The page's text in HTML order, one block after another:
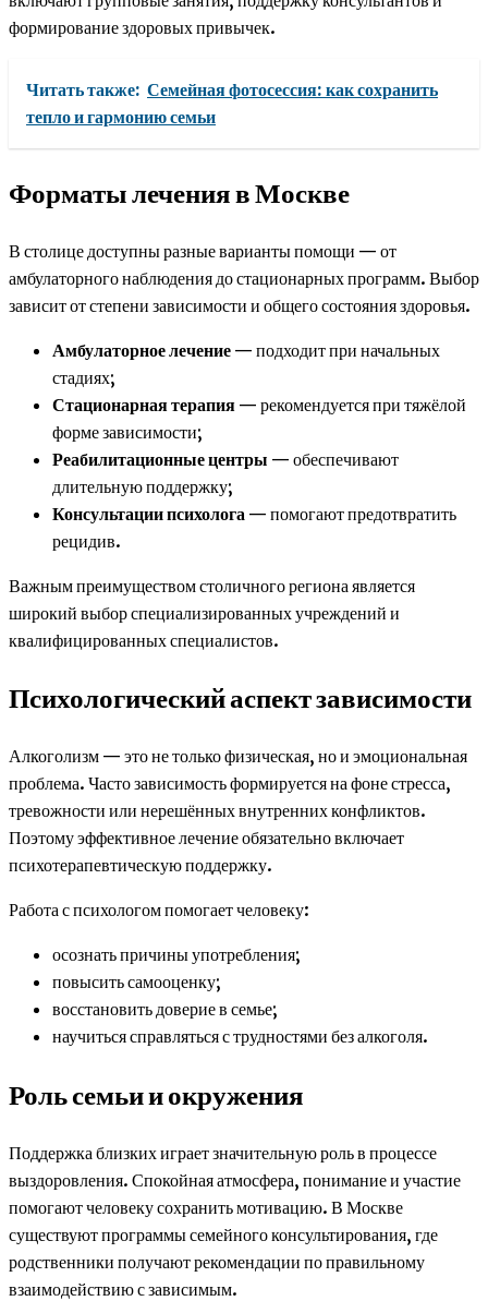
формирование здоровых привычек.
Читать также: Семейная фотосессия: как сохранить
тепло и гармонию семьи
Форматы лечения в Москве
В столице доступны разные варианты помощи — от
амбулаторного наблюдения до стационарных программ. Выбор
зависит от степени зависимости и общего состояния здоровья.
Амбулаторное лечение — подходит при начальных
стадиях;
Стационарная терапия — рекомендуется при тяжёлой
форме зависимости;
Реабилитационные центры — обеспечивают
длительную поддержку;
Консультации психолога — помогают предотвратить
рецидив.
Важным преимуществом столичного региона является
широкий выбор специализированных учреждений и
квалифицированных специалистов.
Психологический аспект зависимости
Алкоголизм — это не только физическая, но и эмоциональная
проблема. Часто зависимость формируется на фоне стресса,
тревожности или нерешённых внутренних конфликтов.
Поэтому эффективное лечение обязательно включает
психотерапевтическую поддержку.
Работа с психологом помогает человеку:
осознать причины употребления;
повысить самооценку;
восстановить доверие в семье;
научиться справляться с трудностями без алкоголя.
Роль семьи и окружения
Поддержка близких играет значительную роль в процессе
выздоровления. Спокойная атмосфера, понимание и участие
помогают человеку сохранить мотивацию. В Москве
существуют программы семейного консультирования, где
родственники получают рекомендации по правильному
взаимодействию с зависимым.